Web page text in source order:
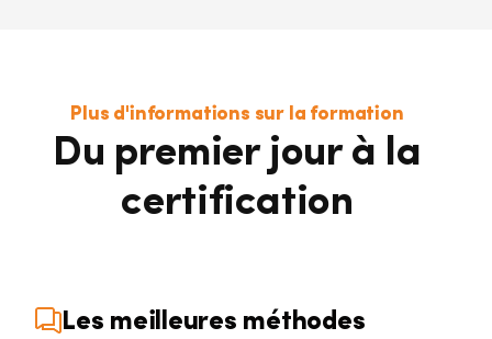
Plus d'informations sur la formation
Du premier jour à la
certification
Les meilleures méthodes